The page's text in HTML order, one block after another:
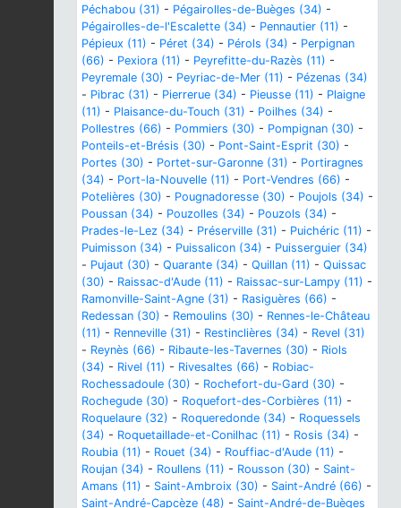
Péchabou (31) - Pégairolles-de-Buèges (34) -
Pégairolles-de-l'Escalette (34) - Pennautier (11) -
Pépieux (11) - Péret (34) - Pérols (34) - Perpignan
(66) - Pexiora (11) - Peyrefitte-du-Razès (11) -
Peyremale (30) - Peyriac-de-Mer (11) - Pézenas (34)
- Pibrac (31) - Pierrerue (34) - Pieusse (11) - Plaigne
(11) - Plaisance-du-Touch (31) - Poilhes (34) -
Pollestres (66) - Pommiers (30) - Pompignan (30) -
Ponteils-et-Brésis (30) - Pont-Saint-Esprit (30) -
Portes (30) - Portet-sur-Garonne (31) - Portiragnes
(34) - Port-la-Nouvelle (11) - Port-Vendres (66) -
Potelières (30) - Pougnadoresse (30) - Poujols (34) -
Poussan (34) - Pouzolles (34) - Pouzols (34) -
Prades-le-Lez (34) - Préserville (31) - Puichéric (11) -
Puimisson (34) - Puissalicon (34) - Puisserguier (34)
- Pujaut (30) - Quarante (34) - Quillan (11) - Quissac
(30) - Raissac-d'Aude (11) - Raissac-sur-Lampy (11) -
Ramonville-Saint-Agne (31) - Rasiguères (66) -
Redessan (30) - Remoulins (30) - Rennes-le-Château
(11) - Renneville (31) - Restinclières (34) - Revel (31)
- Reynès (66) - Ribaute-les-Tavernes (30) - Riols
(34) - Rivel (11) - Rivesaltes (66) - Robiac-
Rochessadoule (30) - Rochefort-du-Gard (30) -
Rochegude (30) - Roquefort-des-Corbières (11) -
Roquelaure (32) - Roqueredonde (34) - Roquessels
(34) - Roquetaillade-et-Conilhac (11) - Rosis (34) -
Roubia (11) - Rouet (34) - Rouffiac-d'Aude (11) -
Roujan (34) - Roullens (11) - Rousson (30) - Saint-
Amans (11) - Saint-Ambroix (30) - Saint-André (66) -
Saint-André-Capcèze (48) - Saint-André-de-Buèges